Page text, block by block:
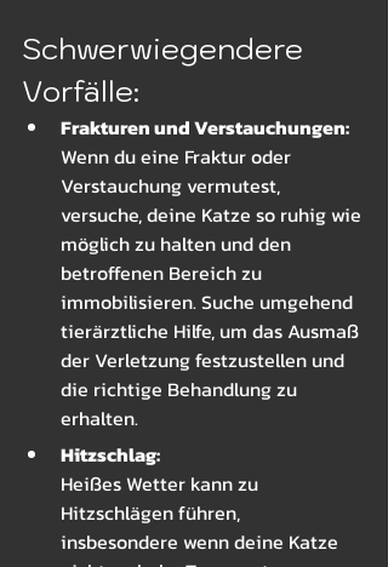
Schwerwiegendere
Vorfälle:
Frakturen und Verstauchungen:
Wenn du eine Fraktur oder
Verstauchung vermutest,
versuche, deine Katze so ruhig wie
möglich zu halten und den
betroffenen Bereich zu
immobilisieren. Suche umgehend
tierärztliche Hilfe, um das Ausmaß
der Verletzung festzustellen und
die richtige Behandlung zu
erhalten.
Hitzschlag:
Heißes Wetter kann zu
Hitzschlägen führen,
insbesondere wenn deine Katze